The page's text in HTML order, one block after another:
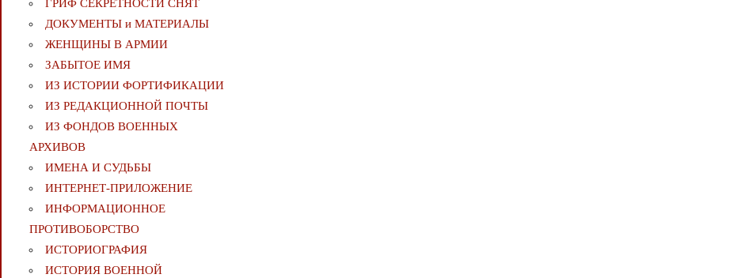
ГРИФ СЕКРЕТНОСТИ СНЯТ
ДОКУМЕНТЫ и МАТЕРИАЛЫ
ЖЕНЩИНЫ В АРМИИ
ЗАБЫТОЕ ИМЯ
ИЗ ИСТОРИИ ФОРТИФИКАЦИИ
ИЗ РЕДАКЦИОННОЙ ПОЧТЫ
ИЗ ФОНДОВ ВОЕННЫХ
АРХИВОВ
ИМЕНА И СУДЬБЫ
ИНТЕРНЕТ-ПРИЛОЖЕНИЕ
ИНФОРМАЦИОННОЕ
ПРОТИВОБОРСТВО
ИСТОРИОГРАФИЯ
ИСТОРИЯ ВОЕННОЙ